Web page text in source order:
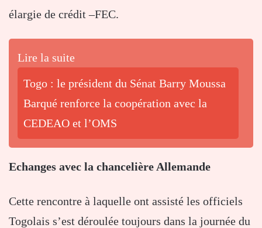
élargie de crédit –FEC.
Lire la suite
Togo : le président du Sénat Barry Moussa
Barqué renforce la coopération avec la
CEDEAO et l’OMS
Echanges avec la chancelière Allemande
Cette rencontre à laquelle ont assisté les officiels
Togolais s’est déroulée toujours dans la journée du